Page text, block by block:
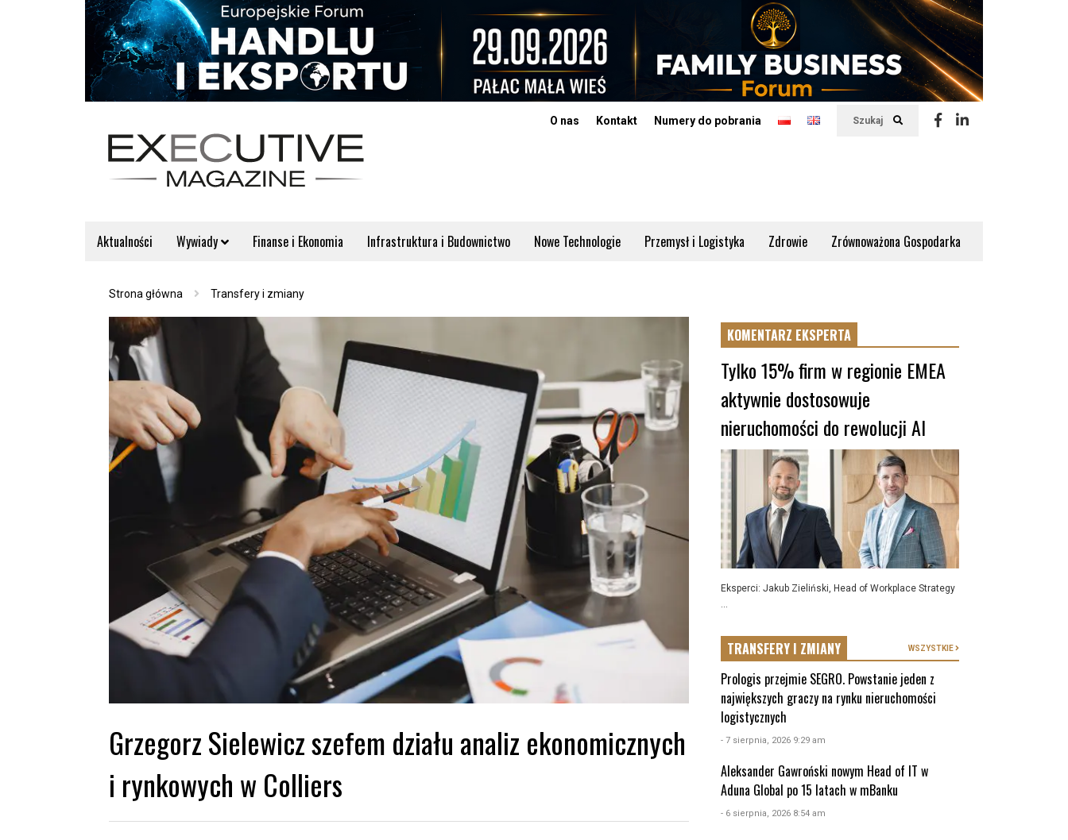
Szukaj
O nas Kontakt Numery do pobrania
Aktualności Wywiady Finanse i Ekonomia Infrastruktura i Budownictwo Nowe Technologie Przemysł i Logistyka Zdrowie Zrównoważona Gospodarka
Strona główna Transfery i zmiany
Grzegorz Sielewicz szefem działu analiz ekonomicznych
i rynkowych w Colliers
KOMENTARZ EKSPERTA
Tylko 15% firm w regionie EMEA
aktywnie dostosowuje
nieruchomości do rewolucji AI
Eksperci: Jakub Zieliński, Head of Workplace Strategy
...
TRANSFERY I ZMIANY WSZYSTKIE
Prologis przejmie SEGRO. Powstanie jeden z
największych graczy na rynku nieruchomości
logistycznych
- 7 sierpnia, 2026 9:29 am
Aleksander Gawroński nowym Head of IT w
Aduna Global po 15 latach w mBanku
- 6 sierpnia, 2026 8:54 am